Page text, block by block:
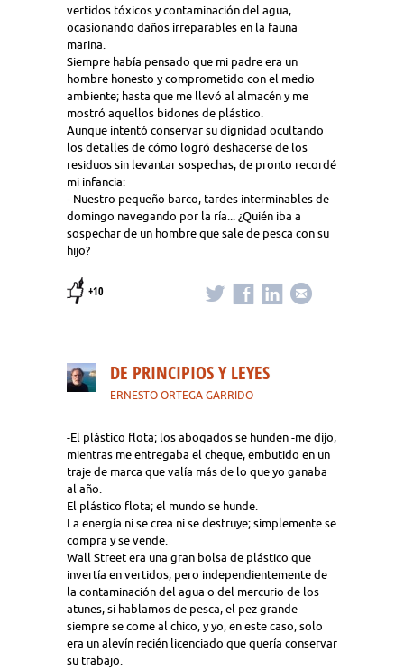
vertidos tóxicos y contaminación del agua,
ocasionando daños irreparables en la fauna
marina.
Siempre había pensado que mi padre era un
hombre honesto y comprometido con el medio
ambiente; hasta que me llevó al almacén y me
mostró aquellos bidones de plástico.
Aunque intentó conservar su dignidad ocultando
los detalles de cómo logró deshacerse de los
residuos sin levantar sospechas, de pronto recordé
mi infancia:
- Nuestro pequeño barco, tardes interminables de
domingo navegando por la ría... ¿Quién iba a
sospechar de un hombre que sale de pesca con su
hijo?
+10
DE PRINCIPIOS Y LEYES
ERNESTO ORTEGA GARRIDO
-El plástico flota; los abogados se hunden -me dijo,
mientras me entregaba el cheque, embutido en un
traje de marca que valía más de lo que yo ganaba
al año.
El plástico flota; el mundo se hunde.
La energía ni se crea ni se destruye; simplemente se
compra y se vende.
Wall Street era una gran bolsa de plástico que
invertía en vertidos, pero independientemente de
la contaminación del agua o del mercurio de los
atunes, si hablamos de pesca, el pez grande
siempre se come al chico, y yo, en este caso, solo
era un alevín recién licenciado que quería conservar
su trabajo.